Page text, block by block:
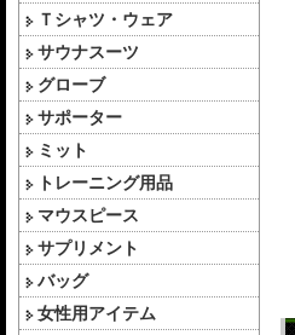
Ｔシャツ・ウェア
サウナスーツ
グローブ
サポーター
ミット
トレーニング用品
マウスピース
サプリメント
バッグ
女性用アイテム